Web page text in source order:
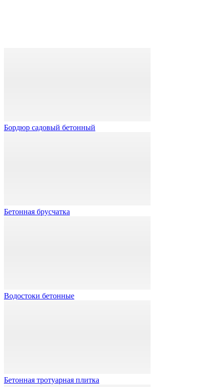
Бордюр садовый бетонный
Бетонная брусчатка
Водостоки бетонные
Бетонная тротуарная плитка